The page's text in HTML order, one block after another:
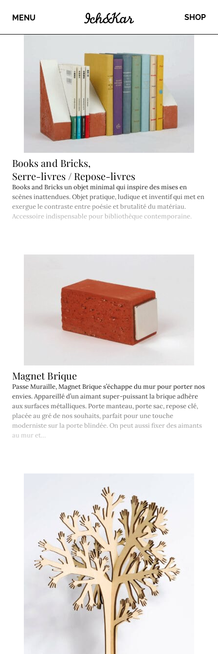
MENU SHOP
Books and Bricks,
Serre-livres / Repose-livres
Books and Bricks un objet minimal qui inspire des mises en
scènes inattendues. Objet pratique, ludique et inventif qui met en
exergue le contraste entre poésie et brutalité du matériau.
Accessoire indispensable pour bibliothèque contemporaine.
Magnet Brique
Passe Muraille, Magnet Brique s’échappe du mur pour porter nos
envies. Appareillé d’un aimant super-puissant la brique adhère
aux surfaces métalliques. Porte manteau, porte sac, repose clé,
placée au gré de nos souhaits, parfait pour une touche
moderniste sur la porte blindée. On peut aussi fixer des aimants
au mur et…